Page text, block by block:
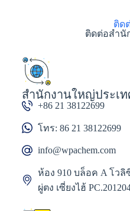
ติด
ติดต่อสำนั
สำนักงานใหญ่ประเ
+86 21 38122699
โทร: 86 21 38122699
info@wpachem.com
ห้อง 910 บล็อค A โว
ผู่ตง เซี่ยงไฮ้